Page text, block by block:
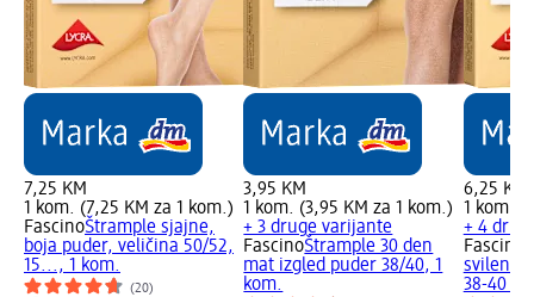
7,25 KM
1 kom. (7,25 KM za 1 kom.)
FascinoŠtrample sjajne,
boja puder, veličina 50/52,
15..., 1 kom.
(20)
3,95 KM
1 kom. (3,95 KM za 1 kom.)
+ 3 druge varijante
FascinoŠtrample 30 den
mat izgled puder 38/40, 1
kom.
6,25 KM
1 kom.
+ 4
Fascino
38-40 -